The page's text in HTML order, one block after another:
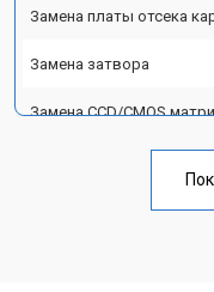
Замена платы отсека
Замена затвора
Замена CCD/CMOS
Чистка матрицы